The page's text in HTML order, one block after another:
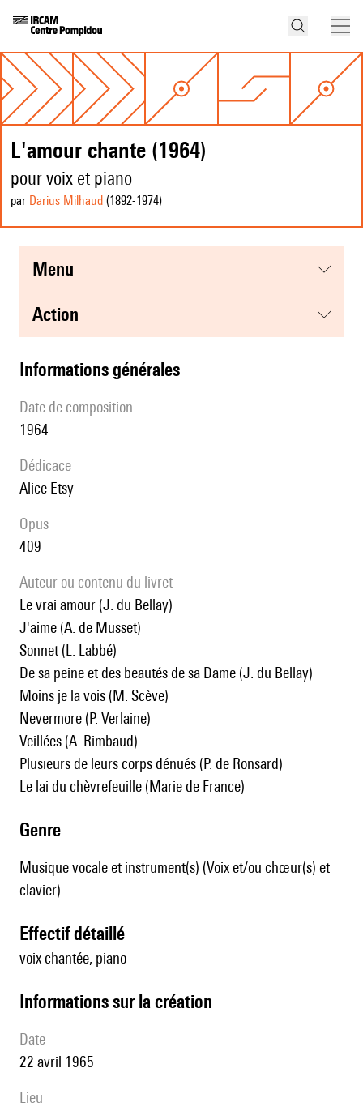
L'amour chante (1964)
pour voix et piano
par Darius Milhaud (1892-1974)
menu
action
informations générales
date de composition
1964
Dédicace
Alice Etsy
Opus
409
Auteur ou contenu du livret
Le vrai amour (J. du Bellay)
J'aime (A. de Musset)
Sonnet (L. Labbé)
De sa peine et des beautés de sa Dame (J. du Bellay)
Moins je la vois (M. Scève)
Nevermore (P. Verlaine)
Veillées (A. Rimbaud)
Plusieurs de leurs corps dénués (P. de Ronsard)
Le lai du chèvrefeuille (Marie de France)
genre
Musique vocale et instrument(s) (Voix et/ou chœur(s) et
clavier)
effectif détaillé
voix chantée, piano
informations sur la création
date
22 avril 1965
lieu